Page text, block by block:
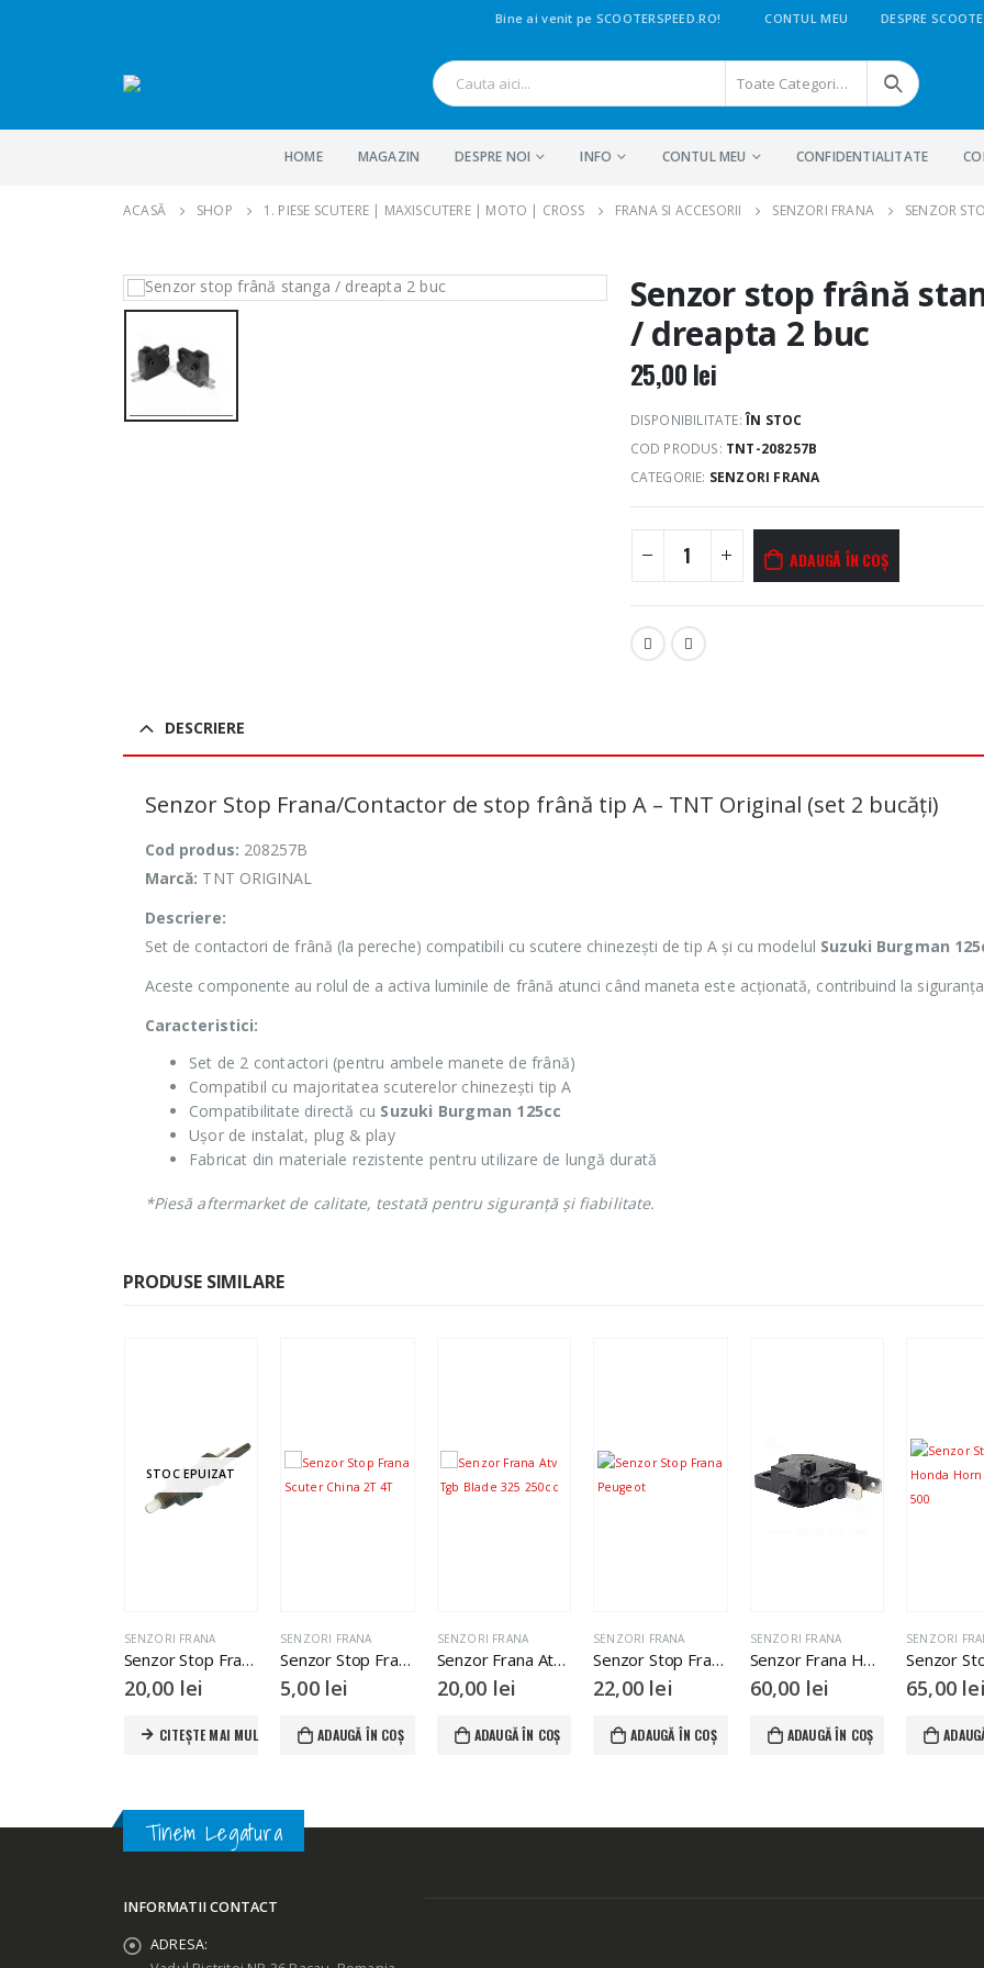
Bine ai venit pe SCOOTERSPEED.RO! CONTUL MEU DESPRE
Toate Categoriile
HOME MAGAZIN DESPRE NOI INFO CONTUL MEU CONFIDENTIALITATE
ACASĂ SHOP 1. PIESE SCUTERE | MAXISCUTERE | MOTO | CROSS FRANA SI ACCESORII SENZORI FRANA SENZOR
Senzor stop frână
/ dreapta 2 buc
25,00lei
DISPONIBILITATE:ÎN STOC
COD PRODUS: TNT-208257B
CATEGORIE: SENZORI FRANA
ADAUGĂ ÎN COȘ
DESCRIERE
Senzor Stop Frana/Contactor de stop frână tip A – TNT Original (set 2 bucăți)
Cod produs: 208257B
Marcă: TNT ORIGINAL
Descriere:
Set de contactori de frână (la pereche) compatibili cu scutere chinezești de tip A și cu modelul Suzuki Burgman
Aceste componente au rolul de a activa luminile de frână atunci când maneta este acționată, contribuind la
Caracteristici:
Set de 2 contactori (pentru ambele manete de frână)
Compatibil cu majoritatea scuterelor chinezești tip A
Compatibilitate directă cu Suzuki Burgman 125cc
Ușor de instalat, plug & play
Fabricat din materiale rezistente pentru utilizare de lungă durată
*Piesă aftermarket de calitate, testată pentru siguranță și fiabilitate.
PRODUSE SIMILARE
SENZORI FRANA
5,00 lei
ADAUGĂ ÎN COȘ
SENZORI FRANA
Senzor Frana Atv Tgb Blade 325 250cc
20,00
ADAUGĂ ÎN COȘ
SENZORI FRANA
22,00lei
ADAUGĂ ÎN COȘ
SENZORI FRANA
Senzor Frana Honda VFR Integra Vision PCX
60,00lei
ADAUGĂ ÎN COȘ
SENZORI FRANA
65,00lei
ADAUGĂ ÎN COȘ
SENZORI
10,00lei
Tinem Legatura
INFORMATII CONTACT
ADRESA: